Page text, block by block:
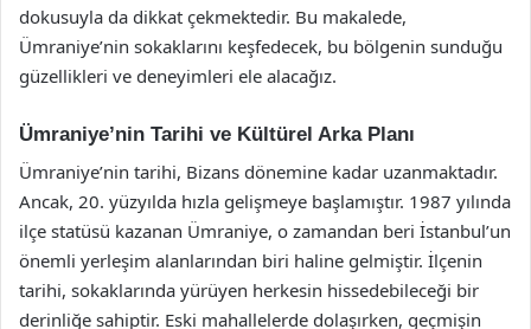
dokusuyla da dikkat çekmektedir. Bu makalede,
Ümraniye’nin sokaklarını keşfedecek, bu bölgenin sunduğu
güzellikleri ve deneyimleri ele alacağız.
Ümraniye’nin Tarihi ve Kültürel Arka Planı
Ümraniye’nin tarihi, Bizans dönemine kadar uzanmaktadır.
Ancak, 20. yüzyılda hızla gelişmeye başlamıştır. 1987 yılında
ilçe statüsü kazanan Ümraniye, o zamandan beri İstanbul’un
önemli yerleşim alanlarından biri haline gelmiştir. İlçenin
tarihi, sokaklarında yürüyen herkesin hissedebileceği bir
derinliğe sahiptir. Eski mahallelerde dolaşırken, geçmişin